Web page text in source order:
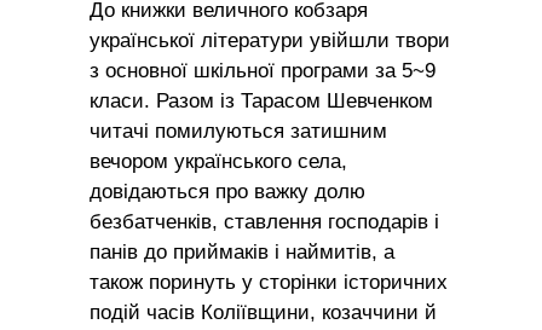
quantity
До книжки величного кобзаря
української літератури увійшли твори
з основної шкільної програми за 5~9
класи. Разом із Тарасом Шевченком
читачі помилуються затишним
вечором українського села,
довідаються про важку долю
безбатченків, ставлення господарів і
панів до приймаків і наймитів, а
також поринуть у сторінки історичних
подій часів Коліївщини, козаччини й